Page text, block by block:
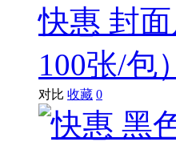
快惠 封
100张/包
对比 收藏 0